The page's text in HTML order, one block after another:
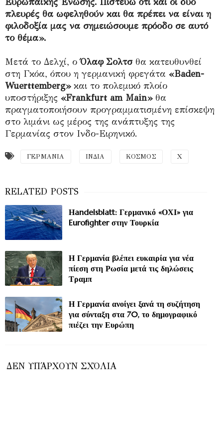
Ευρωπαϊκής Ένωσης. Πιστεύω ότι και οι δύο
πλευρές θα ωφεληθούν και θα πρέπει να είναι η
φιλοδοξία μας να σημειώσουμε πρόοδο σε αυτό
το θέμα».
Μετά το Δελχί, οΌλαφ Σολτσθα κατευθυνθεί
στη Γκόα, όπου η γερμανική φρεγάτα «Baden-
Wuerttemberg»και το πολεμικό πλοίο
υποστήριξης «Frankfurt am Main»θα
πραγματοποιήσουν προγραμματισμένη επίσκεψη
στο λιμάνι ως μέρος της ανάπτυξης της
Γερμανίας στον Ινδο-Ειρηνικό.
ΓΕΡΜΑΝΙΑ ΙΝΔΙΑ ΚΟΣΜΟΣ Χ
Ηandelsblatt: Γερμανικό «ΟΧΙ» για
Eurofighter στην Τουρκία
Η Γερμανία βλέπει ευκαιρία για νέα
πίεση στη Ρωσία μετά τις δηλώσεις
Τραμπ
Η Γερμανία ανοίγει ξανά τη συζήτηση
για σύνταξη στα 70, το δημογραφικό
πιέζει την Ευρώπη
ΔΕΝ ΥΠΆΡΧΟΥΝ ΣΧΌΛΙΑ